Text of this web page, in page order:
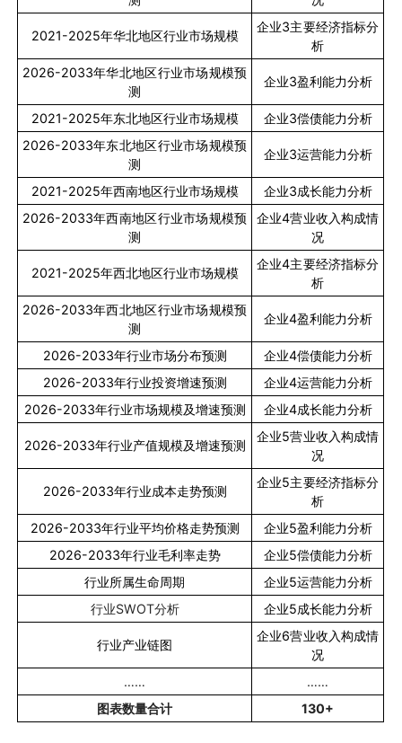
2021-2025年华北地区行业市场规模
企业3主要经济指标分
析
2026-2033年华北地区行业市场规模预
测
企业3盈利能力分析
2021-2025年东北地区行业市场规模 企业3偿债能力分析
2026-2033年东北地区行业市场规模预
测
企业3运营能力分析
2021-2025年西南地区行业市场规模 企业3成长能力分析
2026-2033年西南地区行业市场规模预
测
企业4营业收入构成情
况
2021-2025年西北地区行业市场规模
企业4主要经济指标分
析
2026-2033年西北地区行业市场规模预
测
企业4盈利能力分析
2026-2033年行业市场分布预测 企业4偿债能力分析
2026-2033年行业投资增速预测 企业4运营能力分析
2026-2033年行业市场规模及增速预测 企业4成长能力分析
2026-2033年行业产值规模及增速预测
企业5营业收入构成情
况
2026-2033年行业成本走势预测
企业5主要经济指标分
析
2026-2033年行业平均价格走势预测 企业5盈利能力分析
2026-2033年行业毛利率走势 企业5偿债能力分析
行业所属生命周期
企业5运营能力分析
行业SWOT分析 企业5成长能力分析
行业产业链图
企业6营业收入构成情
况
……
……
图表数量合计
130+